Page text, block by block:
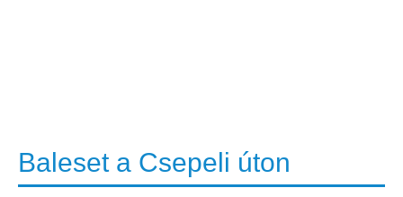
Baleset a Csepeli úton